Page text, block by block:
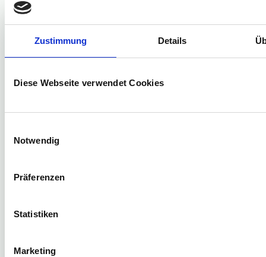
Zustimmung Details
Diese Webseite verwendet Cookies
Notwendig
Präferenzen
Statistiken
Marketing
Rückblick & Prognose in GWh